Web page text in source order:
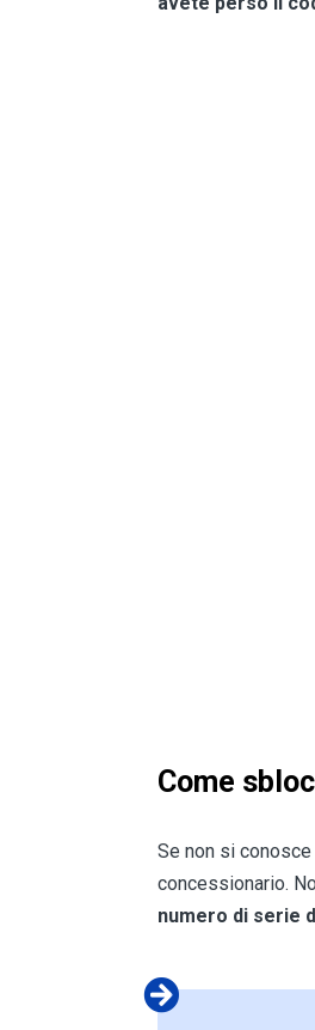
Come
Se non si
concessionario.
numero di serie